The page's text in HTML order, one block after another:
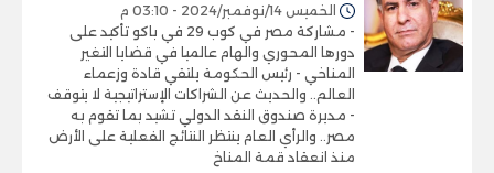
الخميس 14/نوفمبر/2024 - 03:10 م
- مشاركة مصر في كوب 29 في باكو تأكيد على
دورها المحوري والهام عالميا في قضايا التغير
المناخي - رئيس الحكومة يلتقي قادة وزعماء
العالم.. والحديث عن الشراكات الإستراتيجية لا يتوقف
- مديرة صندوق النقد الدولي تشيد بما تقوم به
مصر.. والرأي العام ينتظر النتائج الفعلية على الأرض
منذ انعقاد قمة المناخ